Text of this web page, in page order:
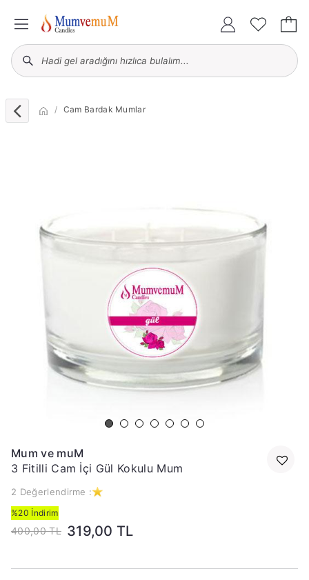
Cam Bardak Mumlar
Mum ve muM
3 Fitilli Cam İçi Gül Kokulu Mum
2 Değerlendirme :
%20 İndirim
400,00 TL 319,00 TL